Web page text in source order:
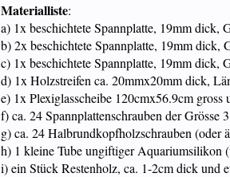
Materialliste:
a) 1x beschichtete Spannplatte, 19mm dick,
b) 2x beschichtete Spannplatte, 19mm dick,
c) 1x beschichtete Spannplatte, 19mm dick,
d) 1x Holzstreifen ca. 20mmx20mm dick,
e) 1x Plexiglasscheibe 120cmx56.9cm
f) ca. 24 Spannplattenschrauben der
g) ca. 24 Halbrundkopfholzschrauben (oder
h) 1 kleine Tube ungiftiger Aquariumsilikon
i) ein Stück Restenholz, ca. 1-2cm dick und